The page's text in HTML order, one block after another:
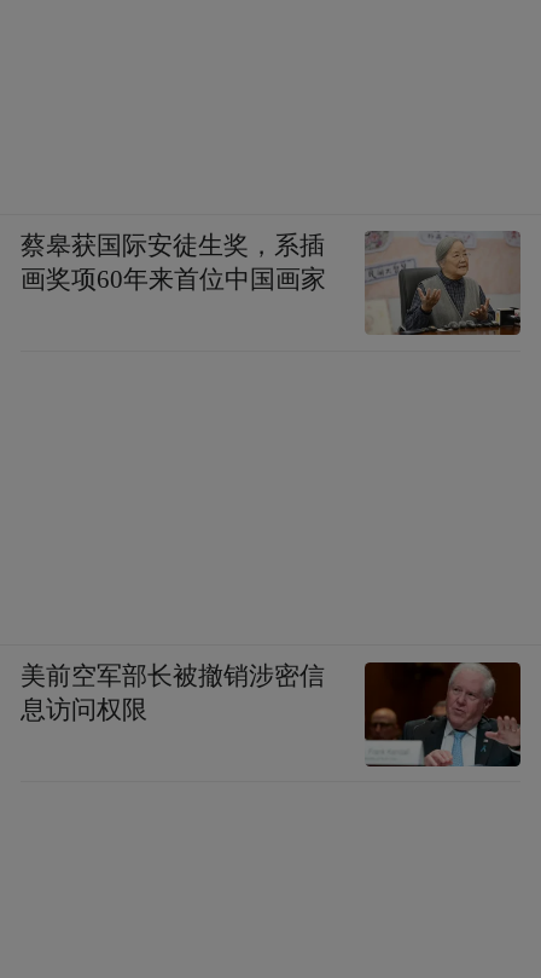
蔡皋获国际安徒生奖，系插
画奖项60年来首位中国画家
美前空军部长被撤销涉密信
息访问权限